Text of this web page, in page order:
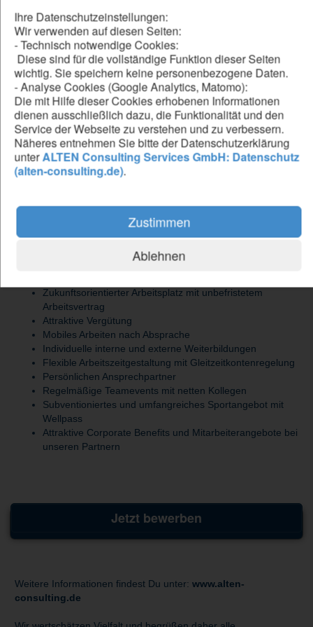
Ihre Datenschutzeinstellungen:
Wir verwenden auf diesen Seiten:
- Technisch notwendige Cookies:
Diese sind für die vollständige Funktion dieser Seiten
wichtig. Sie speichern keine personenbezogene Daten.
- Analyse Cookies (Google Analytics, Matomo):
Die mit Hilfe dieser Cookies erhobenen Informationen
dienen ausschließlich dazu, die Funktionalität und den
Service der Webseite zu verstehen und zu verbessern.
Näheres entnehmen Sie bitte der Datenschutzerklärung
unterALTEN Consulting Services GmbH: Datenschutz
(alten-consulting.de).
Zustimmen
Ablehnen
planst, bereitest Trainings vor und führst diese durch
Be our forward thinker
DU...
hast ein abgeschlossenes Studium der Informatik oder
eine vergleichbare Qualifikation
hast fundierte Kenntnisse in Datenbanken und T-SQL
hast Kenntnisse in Clean Code, Design Patterns und
Softwaretests
Zukunftsorientierter Arbeitsplatz mit unbefristetem
Arbeitsvertrag
Attraktive Vergütung
Mobiles Arbeiten nach Absprache
Individuelle interne und externe Weiterbildungen
Flexible Arbeitszeitgestaltung mit Gleitzeitkontenregelung
Persönlichen Ansprechpartner
Regelmäßige Teamevents mit netten Kollegen
Subventioniertes und umfangreiches Sportangebot mit
Wellpass
Attraktive Corporate Benefits und Mitarbeiterangebote bei
unseren Partnern
Jetzt bewerben
Weitere Informationen findest Du unter: www.alten-
consulting.de